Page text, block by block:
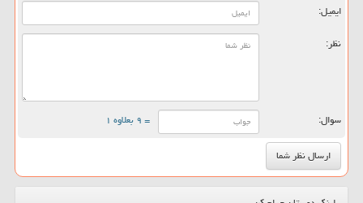
ایمیل:
نظر:
سوال: = ۹ بعلاوه ۱